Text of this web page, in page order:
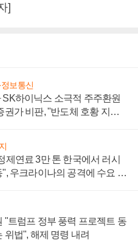
]
정보통신
SK하이닉스 소극적 주주환원
권가 비판, "반도체 호황 지속
제연료 3만 톤 한국에서 러시
", 우크라이나의 공격에 수요 늘
"트럼프 정부 풍력 프로젝트 동
위법", 해제 명령 내려